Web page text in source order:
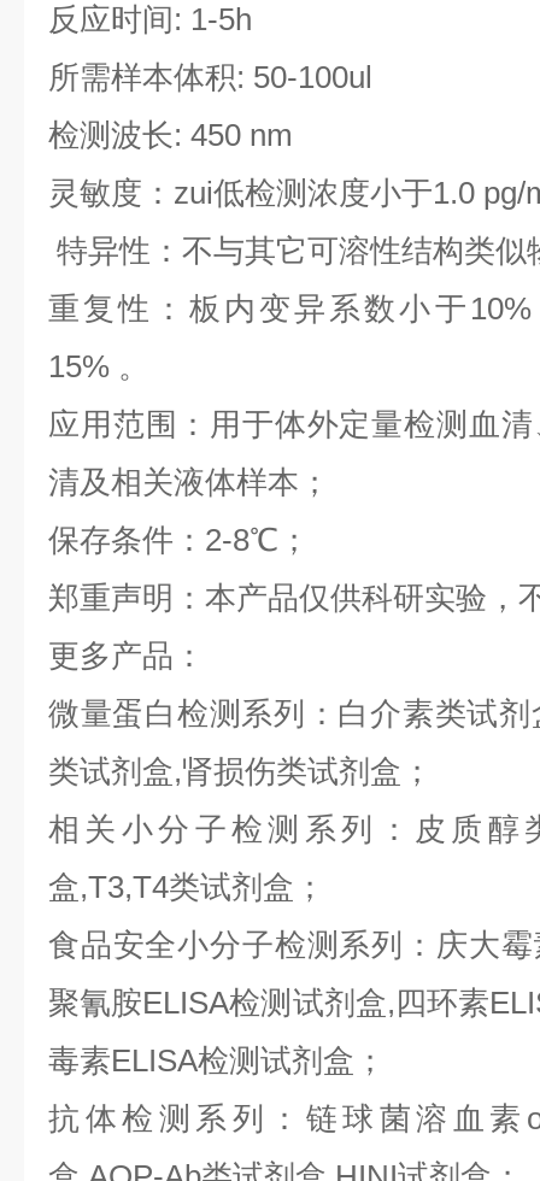
反应时间: 1-5h
所需样本体积: 50-100ul
检测波长: 450 nm
灵敏度：zui低检测浓度小于1.0 pg/
特异性：不与其它可溶性结构类似
重复性：板内变异系数小于
15% 。
应用范围：用于体外定量检测血
清及相关液体样本；
保存条件：2-8℃；
郑重声明：本产品仅供科研实验，
更多产品：
微量蛋白检测系列：白介素类试
类试剂盒,肾损伤类试剂盒；
相关小分子检测系列：皮质醇
盒,T3,T4类试剂盒；
食品安全小分子检测系列：庆大
聚氰胺ELISA检测试剂盒,四环素
毒素ELISA检测试剂盒；
抗体检测系列：链球菌溶血素